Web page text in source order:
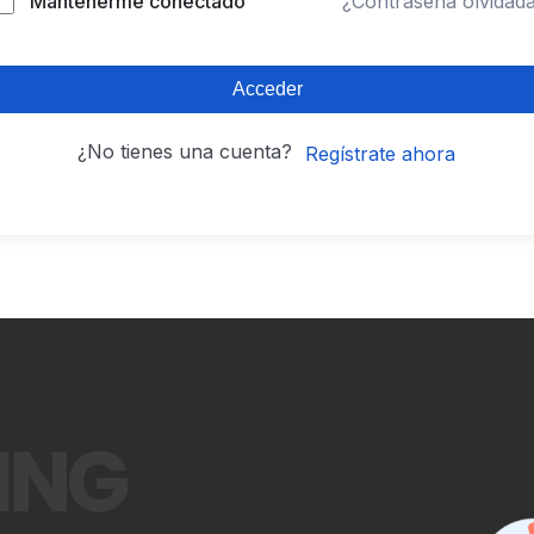
Acceder
¿No tienes una cuenta? Regístrate ahora